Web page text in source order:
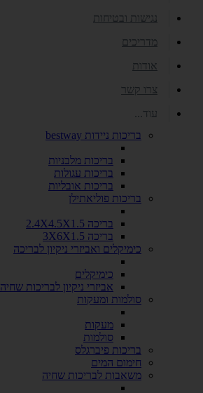
נגישות ובטיחות
מדריכים
אודות
צרו קשר
עוד...
בריכות ניידות bestway
בריכות מלבניות
בריכות עגולות
בריכות אובליות
בריכות פוליאתילן
בריכה 2.4X4.5X1.5
בריכה 3X6X1.5
כימיקלים ואביזרי ניקיון לבריכה
כימיקלים
אביזרי ניקיון לבריכות שחיה
סולמות ומעקות
מעקות
סולמות
בריכות פיברגלס
חימום המים
משאבות לבריכות שחיה